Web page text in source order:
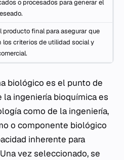
o procesados para generar el
producto final para asegurar que
los criterios de utilidad social y
biológico es el punto de
la ingeniería bioquímica es
como de la ingeniería,
o componente biológico
inherente para
vez seleccionado, se